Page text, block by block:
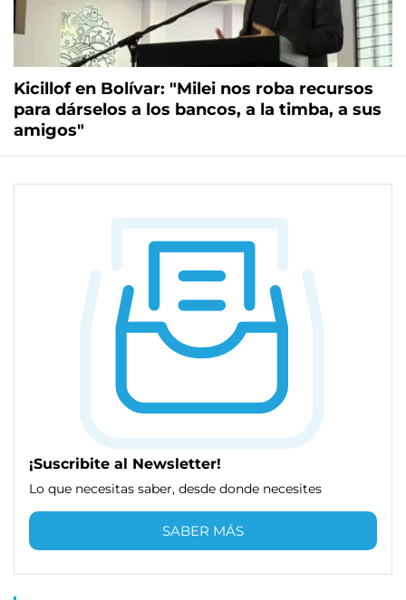
Kicillof en Bolívar: "Milei nos roba recursos
para dárselos a los bancos, a la timba, a sus
amigos"
¡Suscribite al Newsletter!
Lo que necesitas saber, desde donde necesites
SABER MÁS